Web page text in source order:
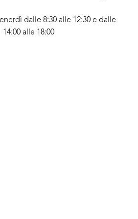
dalle 8:30 alle 12:30 e dalle
14:00 alle 18:00